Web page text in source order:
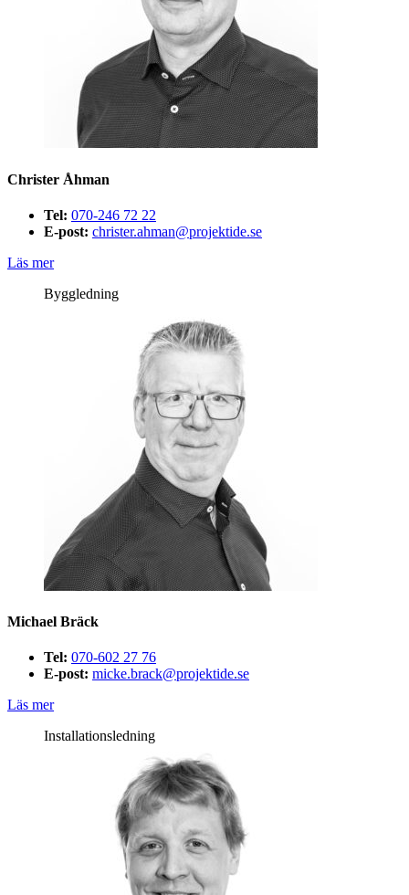
Christer Åhman
Tel: 070-246 72 22
E-post: christer.ahman@projektide.se
Läs mer
Byggledning
Michael Bräck
Tel: 070-602 27 76
E-post: micke.brack@projektide.se
Läs mer
Installationsledning